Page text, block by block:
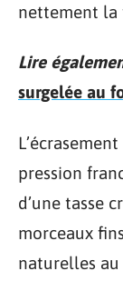
nettement la
Lire
surgelée au
pression
d’une tasse
morceaux
naturelles